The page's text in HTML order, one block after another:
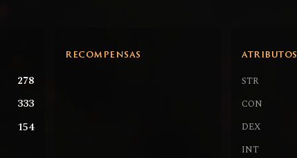
278
333
154
RECOMPENSAS ATRIBUTOS
STR
CON
DEX
INT